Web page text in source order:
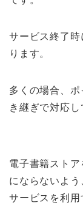
サービス終了
ります。
多くの場合、ポ
き継ぎで対応し
電子書籍スト
にならないよ
サービスを利用